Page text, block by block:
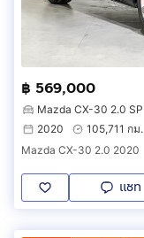
฿ 569,000
Mazda CX-30 2.0 SP
2020
105,711 กม.
Mazda CX-30 2.0 2020
แชท